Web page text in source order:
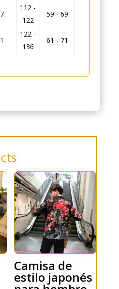
112 -
122
59 - 69
122 -
136
61 - 71
Camisa de
estilo japonés